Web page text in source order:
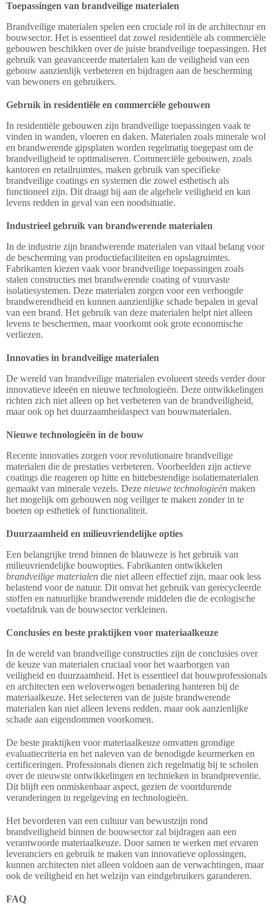
Toepassingen van brandveilige materialen
Brandveilige materialen spelen een cruciale rol in de architectuur en
bouwsector. Het is essentieel dat zowel residentiële als commerciële
gebouwen beschikken over de juiste brandveilige toepassingen. Het
gebruik van geavanceerde materialen kan de veiligheid van een
gebouw aanzienlijk verbeteren en bijdragen aan de bescherming
van bewoners en gebruikers.
Gebruik in residentiële en commerciële gebouwen
In residentiële gebouwen zijn brandveilige toepassingen vaak te
vinden in wanden, vloeren en daken. Materialen zoals minerale wol
en brandwerende gipsplaten worden regelmatig toegepast om de
brandveiligheid te optimaliseren. Commerciële gebouwen, zoals
kantoren en retailruimtes, maken gebruik van specifieke
brandveilige coatings en systemen die zowel esthetisch als
functioneel zijn. Dit draagt bij aan de algehele veiligheid en kan
levens redden in geval van een noodsituatie.
Industrieel gebruik van brandwerende materialen
In de industrie zijn brandwerende materialen van vitaal belang voor
de bescherming van productiefaciliteiten en opslagruimtes.
Fabrikanten kiezen vaak voor brandveilige toepassingen zoals
stalen constructies met brandwerende coating of vuurvaste
isolatiesystemen. Deze materialen zorgen voor een verhoogde
brandwerendheid en kunnen aanzienlijke schade bepalen in geval
van een brand. Het gebruik van deze materialen helpt niet alleen
levens te beschermen, maar voorkomt ook grote economische
verliezen.
Innovaties in brandveilige materialen
De wereld van brandveilige materialen evolueert steeds verder door
innovatieve ideeën en nieuwe technologieën. Deze ontwikkelingen
richten zich niet alleen op het verbeteren van de brandveiligheid,
maar ook op het duurzaamheidaspect van bouwmaterialen.
Nieuwe technologieën in de bouw
Recente innovaties zorgen voor revolutionaire brandveilige
materialen die de prestaties verbeteren. Voorbeelden zijn actieve
coatings die reageren op hitte en hittebestendige isolatiematerialen
gemaakt van minerale vezels. Deze nieuwe technologieën maken
het mogelijk om gebouwen nog veiliger te maken zonder in te
boeten op esthetiek of functionaliteit.
Duurzaamheid en milieuvriendelijke opties
Een belangrijke trend binnen de blauweze is het gebruik van
milieuvriendelijke bouwopties. Fabrikanten ontwikkelen
brandveilige materialen die niet alleen effectief zijn, maar ook less
belastend voor de natuur. Dit omvat het gebruik van gerecycleerde
stoffen en natuurlijke brandwerende middelen die de ecologische
voetafdruk van de bouwsector verkleinen.
Conclusies en beste praktijken voor materiaalkeuze
In de wereld van brandveilige constructies zijn de conclusies over
de keuze van materialen cruciaal voor het waarborgen van
veiligheid en duurzaamheid. Het is essentieel dat bouwprofessionals
en architecten een weloverwogen benadering hanteren bij de
materiaalkeuze. Het selecteren van de juiste brandwerende
materialen kan niet alleen levens redden, maar ook aanzienlijke
schade aan eigendommen voorkomen.
De beste praktijken voor materiaalkeuze omvatten grondige
evaluatiecriteria en het naleven van de benodigde keurmerken en
certificeringen. Professionals dienen zich regelmatig bij te scholen
over de nieuwste ontwikkelingen en technieken in brandpreventie.
Dit blijft een onmiskenbaar aspect, gezien de voortdurende
veranderingen in regelgeving en technologieën.
Het bevorderen van een cultuur van bewustzijn rond
brandveiligheid binnen de bouwsector zal bijdragen aan een
verantwoorde materiaalkeuze. Door samen te werken met ervaren
leveranciers en gebruik te maken van innovatieve oplossingen,
kunnen architecten niet alleen voldoen aan de verwachtingen, maar
ook de veiligheid en het welzijn van eindgebruikers garanderen.
FAQ